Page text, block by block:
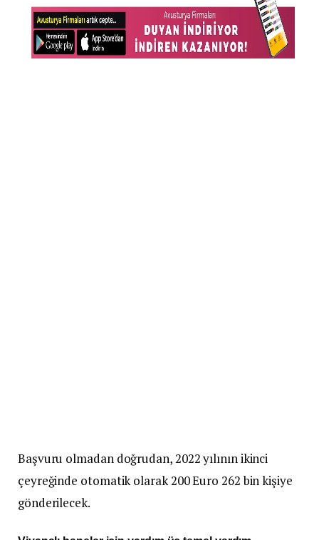
Başvuru olmadan doğrudan, 2022 yılının ikinci
çeyreğinde otomatik olarak 200 Euro 262 bin kişiye
gönderilecek.